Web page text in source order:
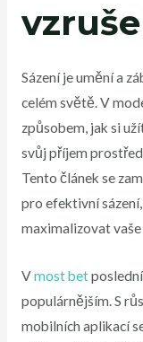
Sázení je umění a
celém světě. V
způsobem, jak si
svůj příjem
Tento článek se
pro efektivní
maximalizovat vaše
Vmost bet
populárnějším. S
mobilních aplikací